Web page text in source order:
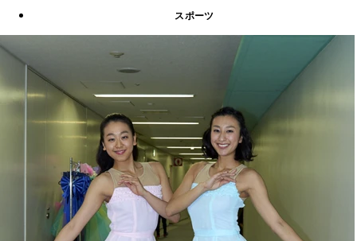
スポーツ